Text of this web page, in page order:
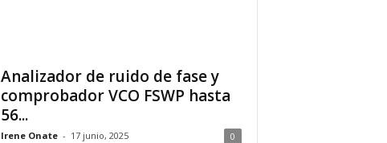
Analizador de ruido de fase y
comprobador VCO FSWP hasta
56...
Irene Onate - 17 junio, 2025 0